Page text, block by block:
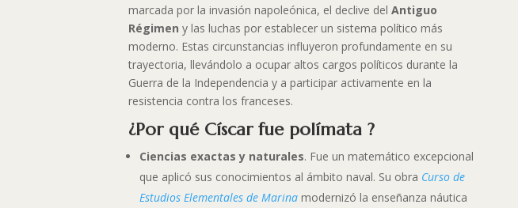
marcada por la invasión napoleónica, el declive delAntiguo
Régimen y las luchas por establecer un sistema político más
moderno. Estas circunstancias influyeron profundamente en su
trayectoria, llevándolo a ocupar altos cargos políticos durante la
Guerra de la Independencia y a participar activamente en la
resistencia contra los franceses.
¿Por qué Císcar fue polímata ?
Ciencias exactas y naturales. Fue un matemático excepcional
que aplicó sus conocimientos al ámbito naval. Su obra Curso de
Estudios Elementales de Marina modernizó la enseñanza náutica